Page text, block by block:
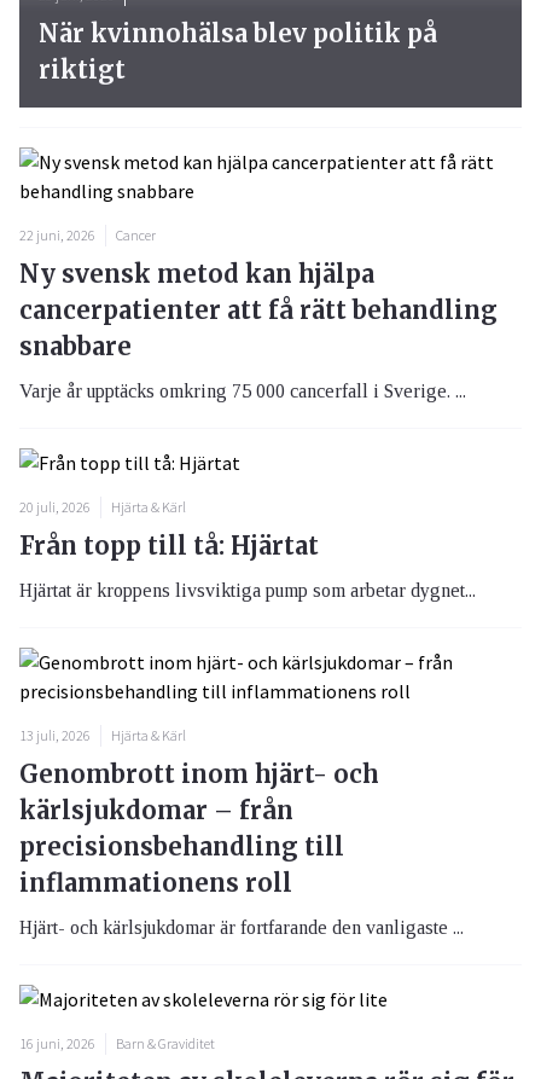
När kvinnohälsa blev politik på
riktigt
22 juni, 2026 Cancer
Ny svensk metod kan hjälpa
cancerpatienter att få rätt behandling
snabbare
Varje år upptäcks omkring 75 000 cancerfall i Sverige. ...
20 juli, 2026 Hjärta & Kärl
Från topp till tå: Hjärtat
Hjärtat är kroppens livsviktiga pump som arbetar dygnet...
13 juli, 2026 Hjärta & Kärl
Genombrott inom hjärt- och
kärlsjukdomar – från
precisionsbehandling till
inflammationens roll
Hjärt- och kärlsjukdomar är fortfarande den vanligaste ...
16 juni, 2026 Barn & Graviditet